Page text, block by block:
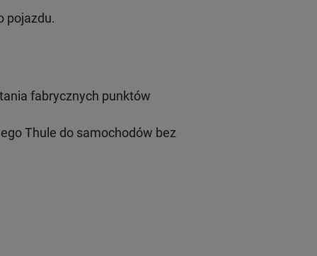
pojazdu.
fabrycznych punktów
Thule do samochodów bez